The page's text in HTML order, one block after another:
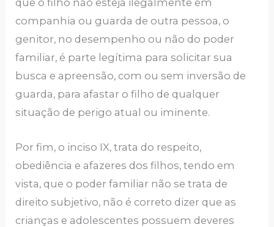
que o filho não esteja ilegalmente em
companhia ou guarda de outra pessoa, o
genitor, no desempenho ou não do poder
familiar, é parte legítima para solicitar sua
busca e apreensão, com ou sem inversão de
guarda, para afastar o filho de qualquer
situação de perigo atual ou iminente.
Por fim, o inciso IX, trata do respeito,
obediência e afazeres dos filhos, tendo em
vista, que o poder familiar não se trata de
direito subjetivo, não é correto dizer que as
crianças e adolescentes possuem deveres